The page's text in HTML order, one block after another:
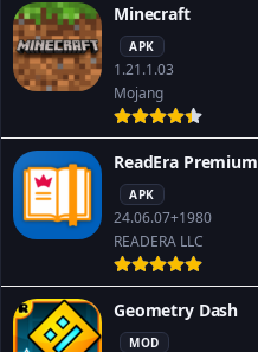
Minecraft
APK
1.21.1.03
Mojang
ReadEra Premium
APK
24.06.07+1980
READERA LLC
Geometry Dash
MOD